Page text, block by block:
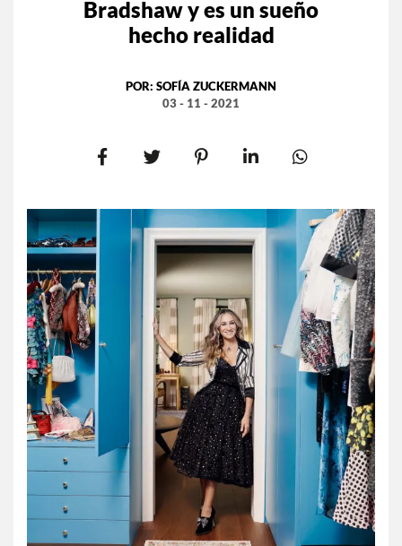
Bradshaw y es un sueño
hecho realidad
POR: SOFÍA ZUCKERMANN
03 - 11 - 2021